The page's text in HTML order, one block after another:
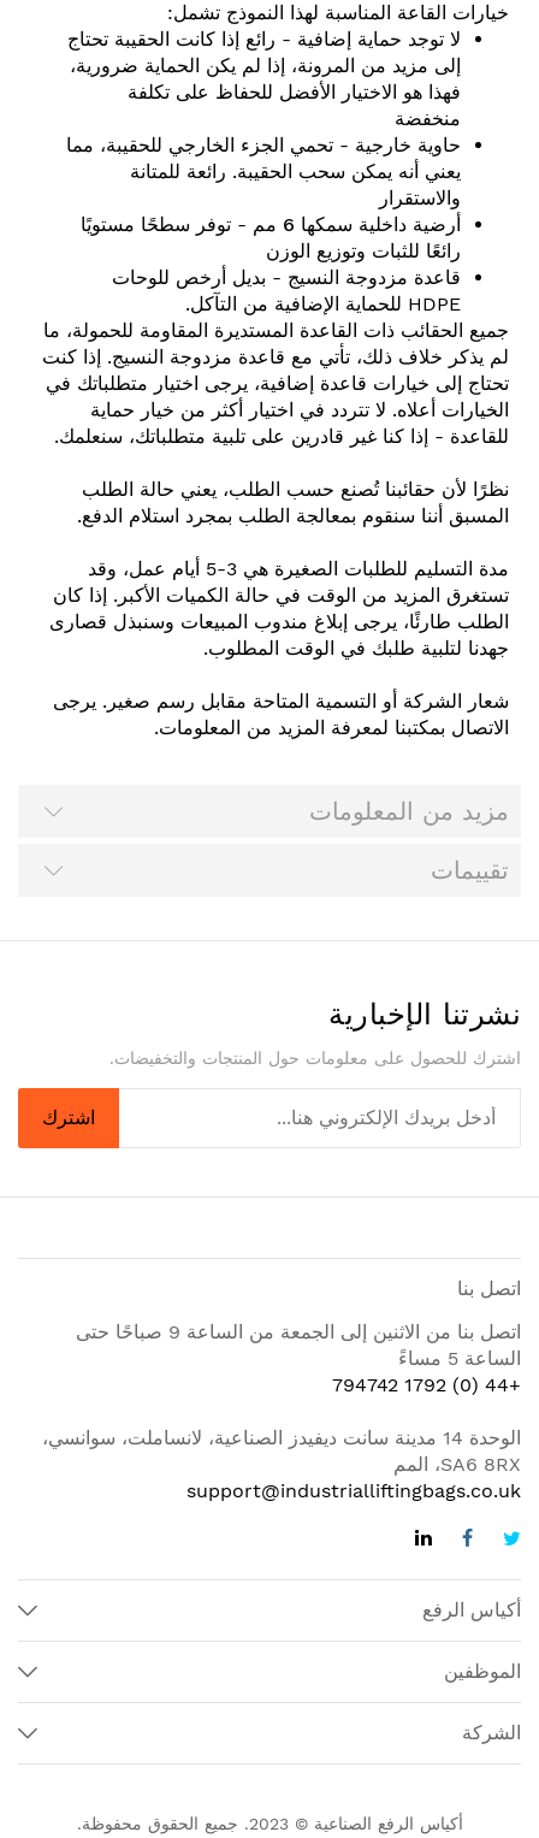
خيارات القاعة المناسبة لهذا النموذج تشمل:
لا توجد حماية إضافية - رائع إذا كانت الحقيبة تحتاج
إلى مزيد من المرونة، إذا لم يكن الحماية ضرورية،
فهذا هو الاختيار الأفضل للحفاظ على تكلفة
منخفضة
حاوية خارجية - تحمي الجزء الخارجي للحقيبة، مما
يعني أنه يمكن سحب الحقيبة. رائعة للمتانة
والاستقرار
أرضية داخلية سمكها 6 مم
- توفر سطحًا مستويًا
رائعًا للثبات وتوزيع الوزن
قاعدة مزدوجة النسيج - بديل أرخص للوحات
HDPE للحماية الإضافية من التآكل.
جميع الحقائب ذات القاعدة المستديرة المقاومة للحمولة، ما
لم يذكر خلاف ذلك، تأتي مع قاعدة مزدوجة النسيج. إذا كنت
تحتاج إلى خيارات قاعدة إضافية، يرجى اختيار متطلباتك في
الخيارات أعلاه. لا تتردد في اختيار أكثر من خيار حماية
للقاعدة - إذا كنا غير قادرين على تلبية متطلباتك، سنعلمك.
نظرًا لأن حقائبنا تُصنع حسب الطلب، يعني حالة الطلب
المسبق أننا سنقوم بمعالجة الطلب بمجرد استلام الدفع.
مدة التسليم للطلبات الصغيرة هي 3-5 أيام عمل، وقد
تستغرق المزيد من الوقت في حالة الكميات الأكبر. إذا كان
الطلب طارئًا، يرجى إبلاغ مندوب المبيعات وسنبذل قصارى
جهدنا لتلبية طلبك في الوقت المطلوب.
شعار الشركة أو التسمية المتاحة مقابل رسم صغير. يرجى
الاتصال بمكتبنا لمعرفة المزيد من المعلومات.
مزيد من المعلومات
تقييمات
نشرتنا الإخبارية
اشترك للحصول على معلومات حول المنتجات والتخفيضات.
اشترك
اتصل بنا
اتصل بنا من الاثنين إلى الجمعة من الساعة 9 صباحًا حتى
الساعة 5 مساءً
+44 (0) 1792 794742
الوحدة 14 مدينة سانت ديفيدز الصناعية، لانساملت، سوانسي،
SA6 8RX، المم
support@industrialliftingbags.co.uk
أكياس الرفع
الموظفين
الشركة
أكياس الرفع الصناعية © 2023. جميع الحقوق محفوظة.